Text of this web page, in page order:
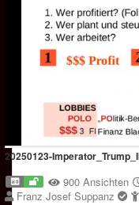
20250123-
900 Ansichten
Franz Josef Suppanz